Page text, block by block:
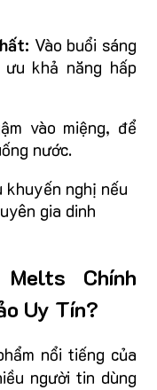
Vào buổi sáng
khả năng hấp
vào miệng, để
nước.
khuyến nghị nếu
gia dinh
Chính
Uy Tín?
nổi tiếng của
người tin dùng